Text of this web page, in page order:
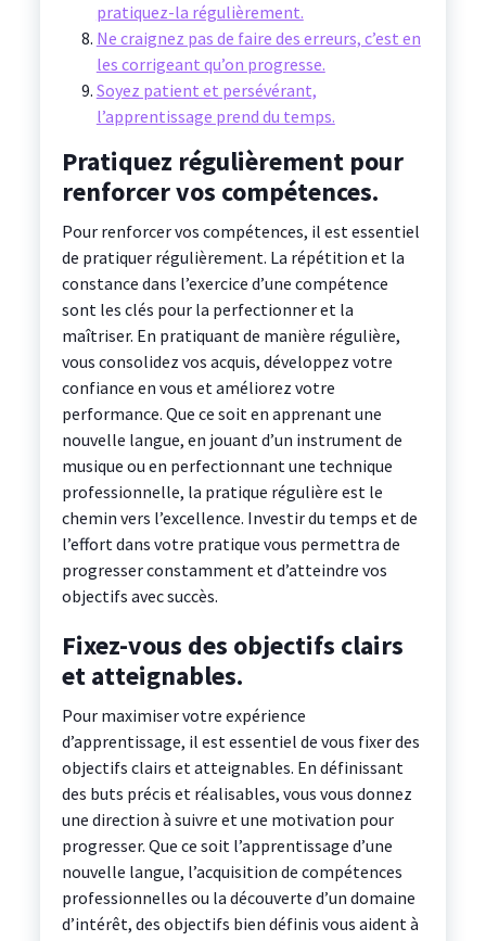
pratiquez-la régulièrement.
Ne craignez pas de faire des erreurs, c’est en
les corrigeant qu’on progresse.
Soyez patient et persévérant,
l’apprentissage prend du temps.
Pratiquez régulièrement pour
renforcer vos compétences.
Pour renforcer vos compétences, il est essentiel
de pratiquer régulièrement. La répétition et la
constance dans l’exercice d’une compétence
sont les clés pour la perfectionner et la
maîtriser. En pratiquant de manière régulière,
vous consolidez vos acquis, développez votre
confiance en vous et améliorez votre
performance. Que ce soit en apprenant une
nouvelle langue, en jouant d’un instrument de
musique ou en perfectionnant une technique
professionnelle, la pratique régulière est le
chemin vers l’excellence. Investir du temps et de
l’effort dans votre pratique vous permettra de
progresser constamment et d’atteindre vos
objectifs avec succès.
Fixez-vous des objectifs clairs
et atteignables.
Pour maximiser votre expérience
d’apprentissage, il est essentiel de vous fixer des
objectifs clairs et atteignables. En définissant
des buts précis et réalisables, vous vous donnez
une direction à suivre et une motivation pour
progresser. Que ce soit l’apprentissage d’une
nouvelle langue, l’acquisition de compétences
professionnelles ou la découverte d’un domaine
d’intérêt, des objectifs bien définis vous aident à